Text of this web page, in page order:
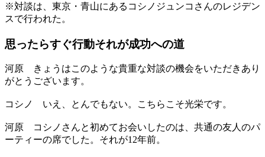
※対談は、東京・青山にあるコシノジュンコさんのレジデン
スで行われた。
思ったらすぐ行動それが成功への道
河原 きょうはこのような貴重な対談の機会をいただきあり
がとうございます。
コシノ いえ、とんでもない。こちらこそ光栄です。
河原 コシノさんと初めてお会いしたのは、共通の友人のパ
ーティーの席でした。それが12年前。